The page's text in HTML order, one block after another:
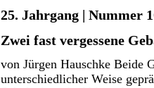
25. Jahrgang | Nummer
Zwei fast vergessene
von Jürgen Hauschke Beide
unterschiedlicher Weise